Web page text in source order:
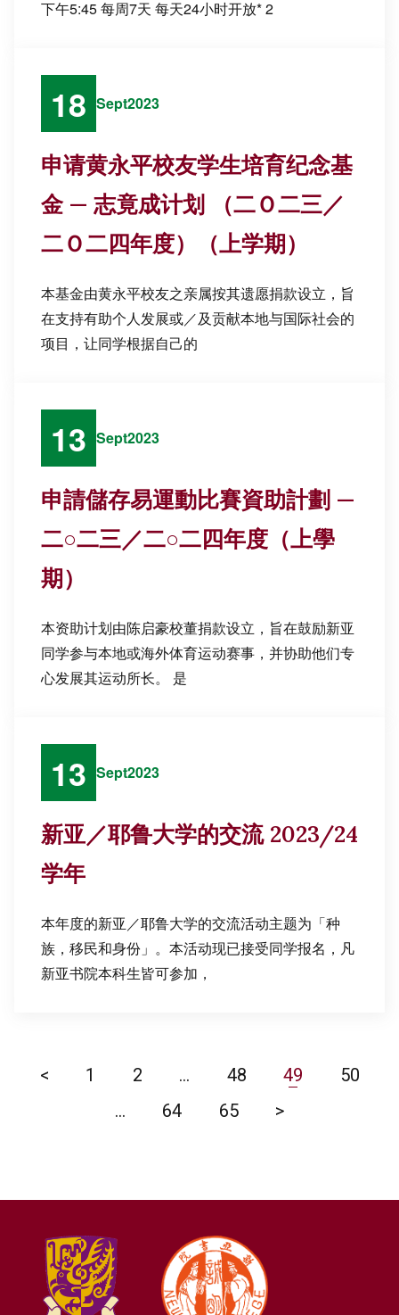
下午5:45 每周7天 每天24小时开放* 2
18 Sept2023
申请黄永平校友学生培育纪念基
金 — 志竟成计划 （二Ｏ二三／
二Ｏ二四年度）（上学期）
本基金由黄永平校友之亲属按其遗愿捐款设立，旨
在支持有助个人发展或／及贡献本地与国际社会的
项目，让同学根据自己的
13 Sept2023
申請儲存易運動比賽資助計劃 —
二○二三／二○二四年度（上學
期）
本资助计划由陈启豪校董捐款设立，旨在鼓励新亚
同学参与本地或海外体育运动赛事，并协助他们专
心发展其运动所长。 是
13 Sept2023
新亚／耶鲁大学的交流 2023/24
学年
本年度的新亚／耶鲁大学的交流活动主题为「种
族，移民和身份」。本活动现已接受同学报名，凡
新亚书院本科生皆可参加，
< 1 2 … 48 49
50
…
64 65 >